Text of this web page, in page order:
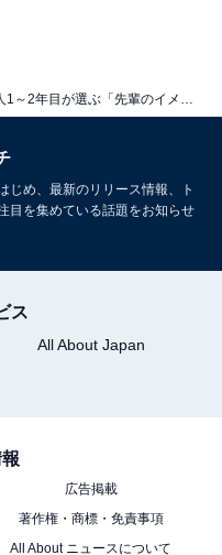
4
じめ、最新のリリース情報、ト
目を集めている話題をお知らせ
ス
All About Japan
広告掲載
著作権・商標・免責事項
All About ニュースについて